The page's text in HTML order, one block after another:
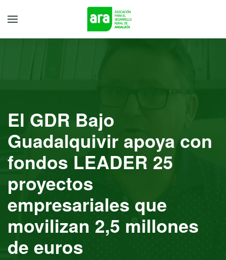
El GDR Bajo
Guadalquivir apoya con
fondos LEADER 25
proyectos
empresariales que
movilizan 2,5 millones
de euros